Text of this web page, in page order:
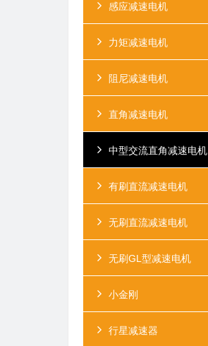
感应减速电机
力矩减速电机
阻尼减速电机
直角减速电机
中型交流直角减速电机
有刷直流减速电机
无刷直流减速电机
无刷GL型减速电机
小金刚
行星减速器